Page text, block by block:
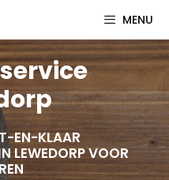
MENU
EN-KLAAR
LEWEDORP VOOR